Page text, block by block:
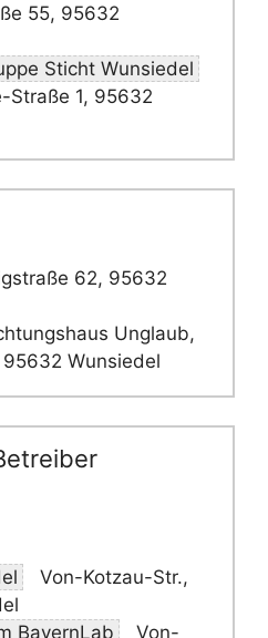
55, 95632
Sticht Wunsiedel
Straße 1, 95632
62, 95632
Unglaub,
Wunsiedel
Von-Kotzau-Str.,
BayernLab
Von-